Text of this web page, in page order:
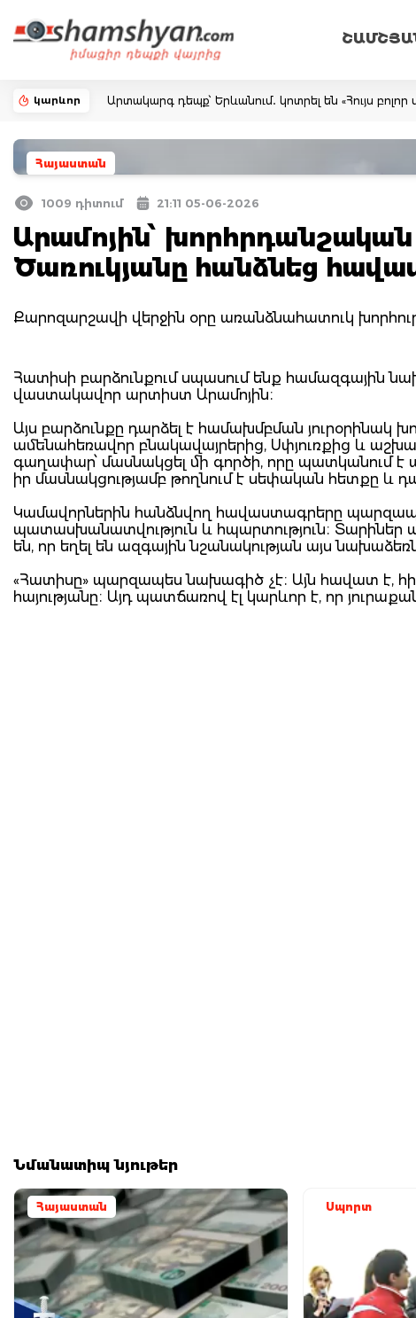
կարևոր Արտակարգ դեպք՝ Երևանում․ կոտրել են «Հույս
Հայաստան
1009 դիտում 21:11 05-06-2026
Արամոյին՝
Ծառուկյանը հանձնեց
Քարոզարշավի վերջին օրը առանձնահատուկ
Հատիսի բարձունքում սպասում ենք համազգային
վաստակավոր արտիստ Արամոյին։
Այս բարձունքը դարձել է համախմբման յուրօրինակ
ամենահեռավոր բնակավայրերից, Սփյուռքից և
գաղափար՝ մասնակցել մի գործի, որը պատկանում է
իր մասնակցությամբ թողնում է սեփական հետքը և
Կամավորներին հանձնվող հավաստագրերը
պատասխանատվություն և հպարտություն։ Տարիներ
են, որ եղել են ազգային նշանակության այս
«Հատիսը» պարզապես նախագիծ չէ։ Այն հավատ է,
հայությանը։ Այդ պատճառով էլ կարևոր է, որ
Նմանատիպ նյութեր
Հայաստան Սպորտ